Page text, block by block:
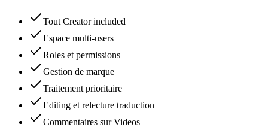
Tout Creator included
Espace multi-users
Roles et permissions
Gestion de marque
Traitement prioritaire
Editing et relecture traduction
Commentaires sur Videos